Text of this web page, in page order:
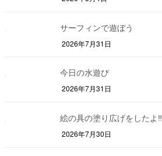
サーフィンで遊ぼう
2026年7月31日
今日の水遊び
2026年7月31日
絵の具の塗り広げをしたよ‼
2026年7月30日